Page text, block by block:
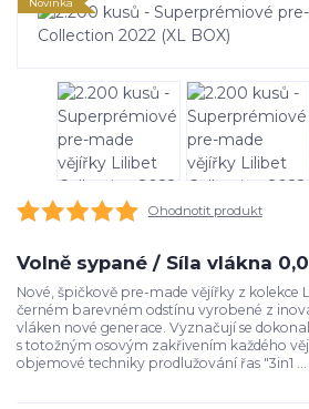
Novinka
Ohodnotit produkt
Volně sypané / Síla vlákna
Nové, špičkově pre-made vějířky z kolekce
černém barevném odstínu vyrobené z
vláken nové generace. Vyznačují se
s totožným osovým zakřivením každého
objemové techniky prodlužování řas "3in1 ...